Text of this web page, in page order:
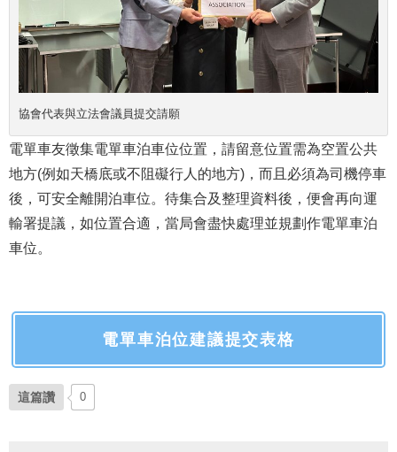
協會代表與立法會議員提交請願
電單車友徵集電單車泊車位位置，請留意位置需為空置公共
地方(例如天橋底或不阻礙行人的地方)，而且必須為司機停車
後，可安全離開泊車位。待集合及整理資料後，便會再向運
輸署提議，如位置合適，當局會盡快處理並規劃作電單車泊
車位。
電單車泊位建議提交表格
這篇讚 0